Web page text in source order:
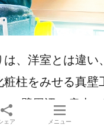
は、洋室とは違い
粧柱をみせる真壁
って壁周辺の扉上
のような周り飾り
ェア メニュー